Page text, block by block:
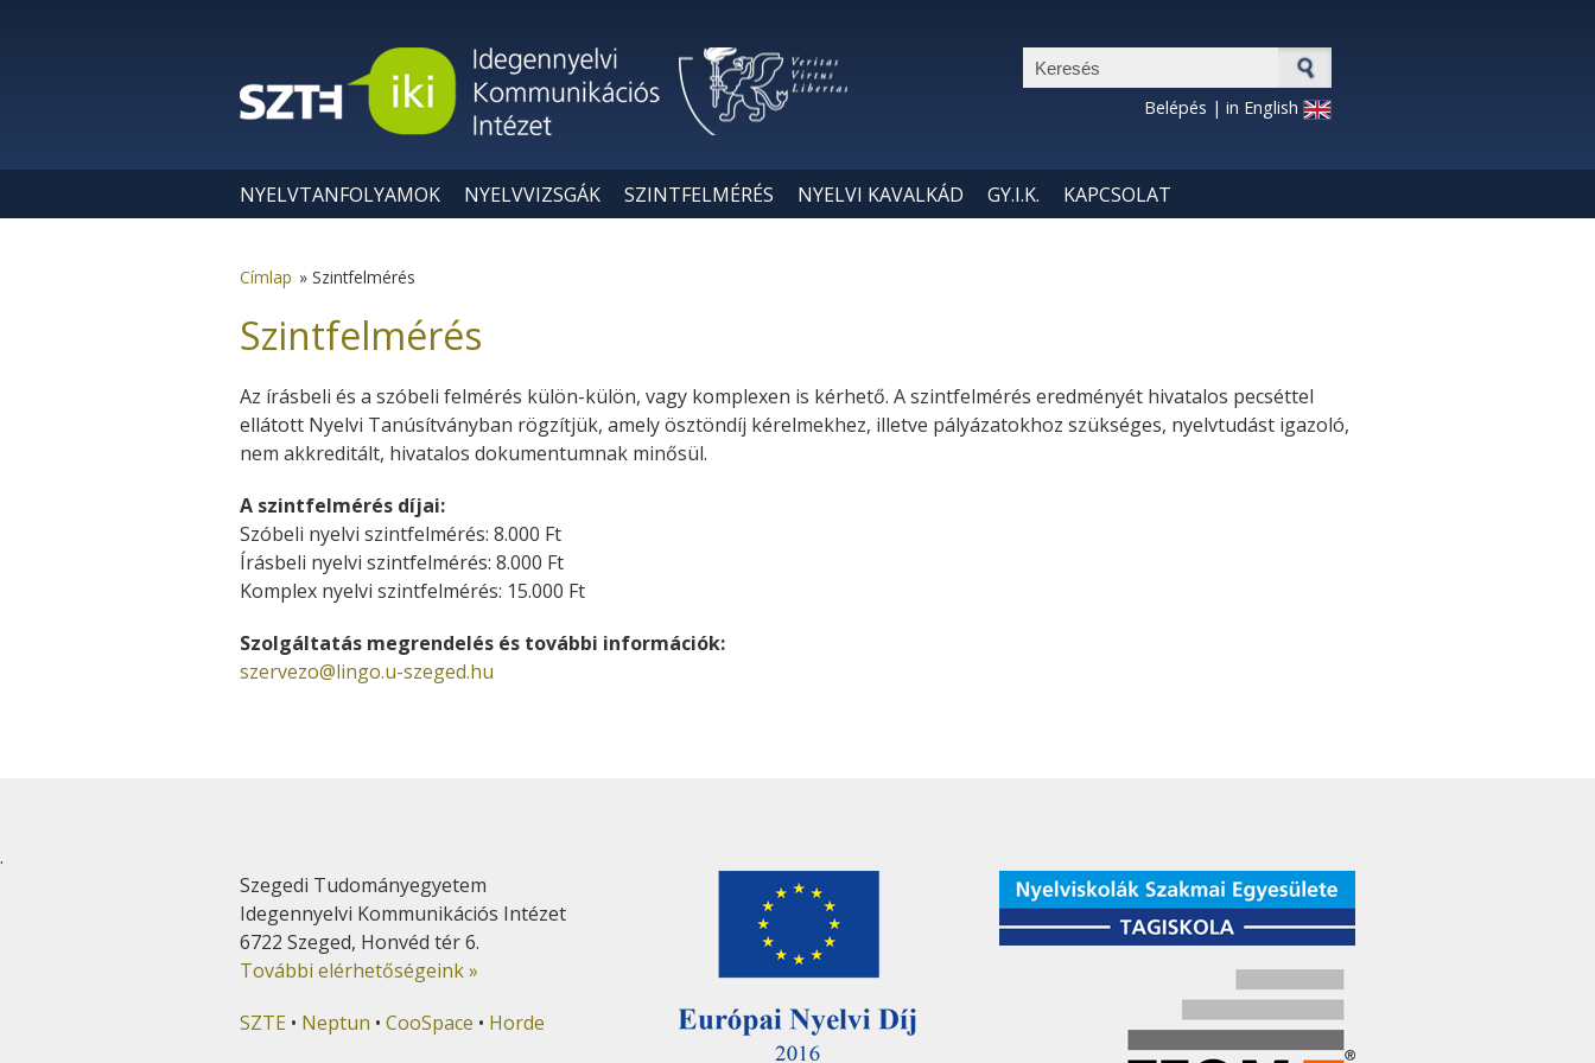
Keresés űrlap
Belépés | in English
NYELVTANFOLYAMOK NYELVVIZSGÁK SZINTFELMÉRÉS NYELVI KAVALKÁD GY.I.K. KAPCSOLAT
Címlap » Szintfelmérés
Szintfelmérés
Az írásbeli és a szóbeli felmérés külön-külön, vagy komplexen is kérhető. A szintfelmérés eredményét hivatalos pecséttel
ellátott Nyelvi Tanúsítványban rögzítjük, amely ösztöndíj kérelmekhez, illetve pályázatokhoz szükséges, nyelvtudást igazoló,
nem akkreditált, hivatalos dokumentumnak minősül.
A szintfelmérés díjai:
Szóbeli nyelvi szintfelmérés: 8.000 Ft
Írásbeli nyelvi szintfelmérés: 8.000 Ft
Komplex nyelvi szintfelmérés: 15.000 Ft
Szolgáltatás megrendelés és további információk:
szervezo@lingo.u-szeged.hu
.
Szegedi Tudományegyetem
Idegennyelvi Kommunikációs Intézet
6722 Szeged, Honvéd tér 6.
További elérhetőségeink »
SZTE • Neptun • CooSpace • Horde